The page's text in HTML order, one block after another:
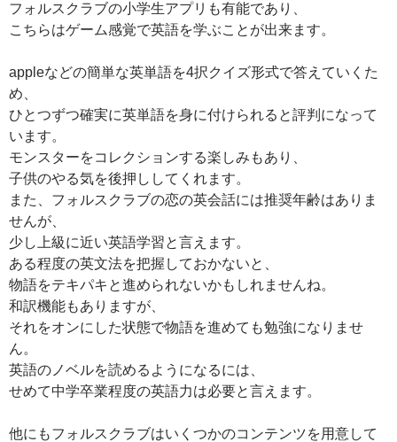
フォルスクラブの小学生アプリも有能であり、
こちらはゲーム感覚で英語を学ぶことが出来ます。
appleなどの簡単な英単語を4択クイズ形式で答えていくた
め、
ひとつずつ確実に英単語を身に付けられると評判になって
います。
モンスターをコレクションする楽しみもあり、
子供のやる気を後押ししてくれます。
また、フォルスクラブの恋の英会話には推奨年齢はありま
せんが、
少し上級に近い英語学習と言えます。
ある程度の英文法を把握しておかないと、
物語をテキパキと進められないかもしれませんね。
和訳機能もありますが、
それをオンにした状態で物語を進めても勉強になりませ
ん。
英語のノベルを読めるようになるには、
せめて中学卒業程度の英語力は必要と言えます。
他にもフォルスクラブはいくつかのコンテンツを用意して